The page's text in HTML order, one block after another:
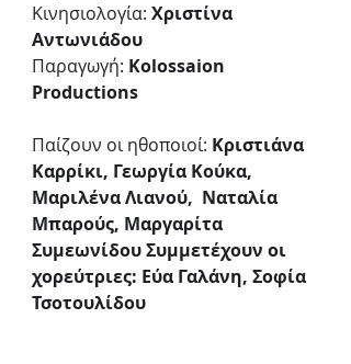
Κινησιολογία: Χριστίνα
Αντωνιάδου
Παραγωγή: Kolossaion
Productions
Παίζουν οι ηθοποιοί: Κριστιάνα
Καρρίκι, Γεωργία Κούκα,
Μαριλένα Λιανού,  Ναταλία
Μπαρούς, Μαργαρίτα
Συμεωνίδου Συμμετέχουν οι
χορεύτριες: Εύα Γαλάνη, Σοφία
Τσοτουλίδου